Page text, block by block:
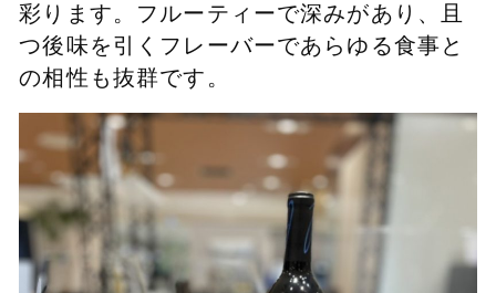
彩ります。フルーティーで深みがあり、且
つ後味を引くフレーバーであらゆる食事と
の相性も抜群です。